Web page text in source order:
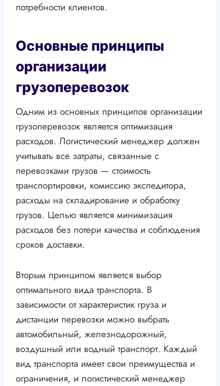
потребности клиентов.
Основные принципы
организации
грузоперевозок
Одним из основных принципов организации
грузоперевозок является оптимизация
расходов. Логистический менеджер должен
учитывать все затраты, связанные с
перевозками грузов — стоимость
транспортировки, комиссию экспедитора,
расходы на складирование и обработку
грузов. Целью является минимизация
расходов без потери качества и соблюдения
сроков доставки.
Вторым принципом является выбор
оптимального вида транспорта. В
зависимости от характеристик груза и
дистанции перевозки можно выбрать
автомобильный, железнодорожный,
воздушный или водный транспорт. Каждый
вид транспорта имеет свои преимущества и
ограничения, и логистический менеджер